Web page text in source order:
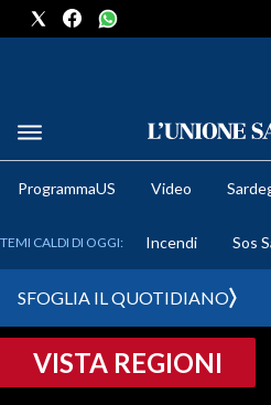
METEO
CRONACA SARDEGNA
ProgrammaUS Video
TEMI CALDI DI OGGI: Incendi Sos
SFOGLIA IL QUOTIDIANO
VISTA REGIONI